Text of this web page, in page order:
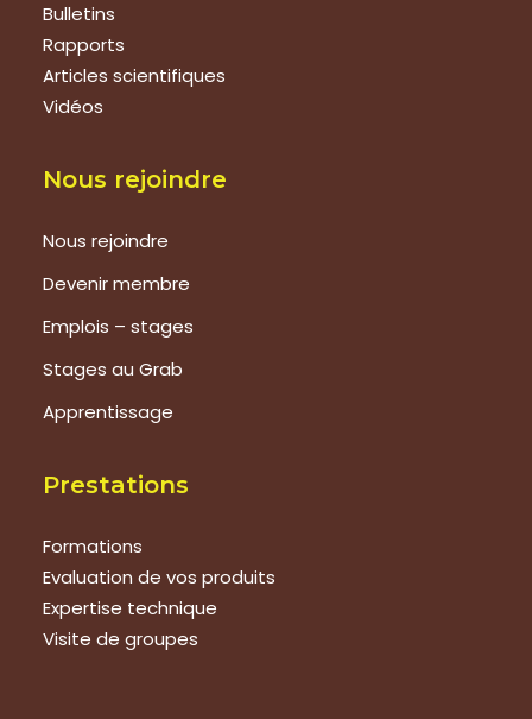
Bulletins
Rapports
Articles scientifiques
Vidéos
Nous rejoindre
Nous rejoindre
Devenir membre
Emplois – stages
Stages au Grab
Apprentissage
Prestations
Formations
Evaluation de vos produits
Expertise technique
Visite de groupes